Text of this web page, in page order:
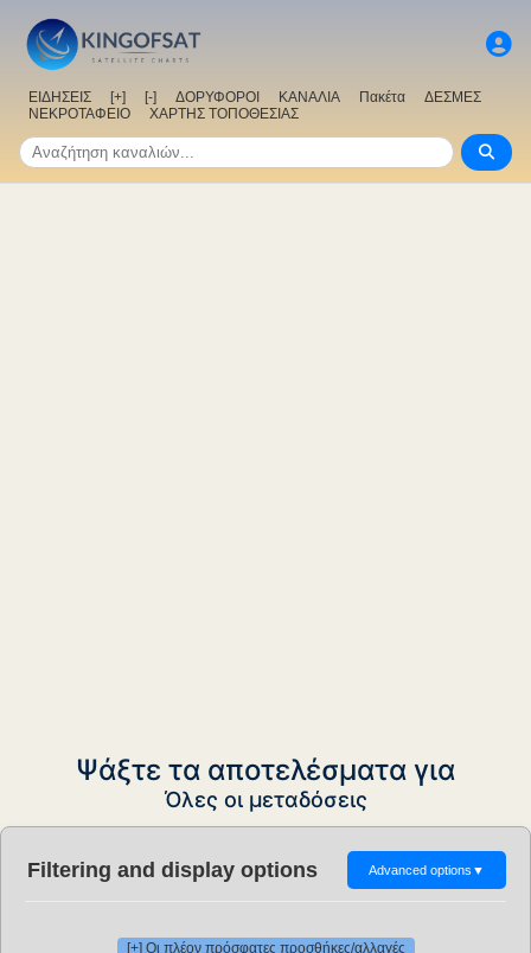
ΕΙΔΗΣΕΙΣ [+] [-] ΔΟΡΥΦΟΡΟΙ ΚΑΝΑΛΙΑ Πακέτα
ΔΕΣΜΕΣ
ΝΕΚΡΟΤΑΦΕΙΟ
ΧΑΡΤΗΣ ΤΟΠΟΘΕΣΙΑΣ
Ψάξτε τα αποτελέσματα για
Όλες οι μεταδόσεις
Filtering and display options Advanced options ▼
[+] Οι πλέον πρόσφατες προσθήκες/αλλαγές